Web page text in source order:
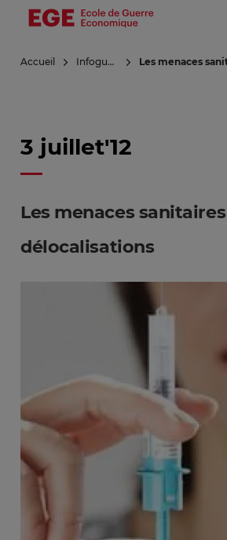
Aller
principal
Accueil Infoguerre Les menaces
3 juillet'12
Les menaces
délocalisations